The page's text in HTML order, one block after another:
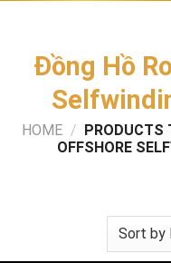
Đồng Hồ
HOME / PRODUCTS
OFFSHORE